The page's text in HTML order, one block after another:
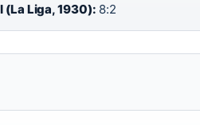
(La Liga, 1930): 8:2